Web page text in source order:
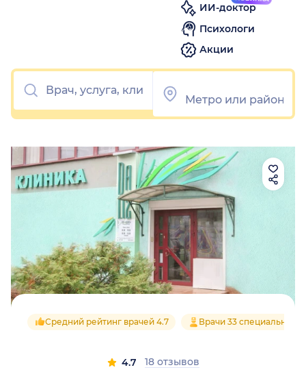
ИИ-доктор
Психологи
Акции
Средний рейтинг врачей 4.7 Врачи 33
4.7 18 отзывов